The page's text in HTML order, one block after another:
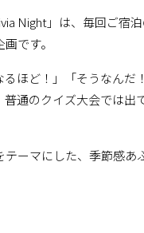
Night」は、毎回ご宿
です。
るほど！」「そうなん
通のクイズ大会では
ーマにした、季節感あ